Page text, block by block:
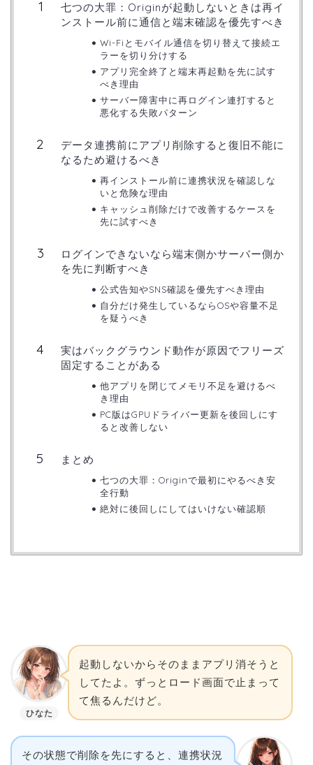
七つの大罪：Originが起動しないときは再イ
ンストール前に通信と端末確認を優先すべき
Wi-Fiとモバイル通信を切り替えて接続エ
ラーを切り分けする
アプリ完全終了と端末再起動を先に試す
べき理由
サーバー障害中に再ログイン連打すると
悪化する失敗パターン
データ連携前にアプリ削除すると復旧不能に
なるため避けるべき
再インストール前に連携状況を確認しな
いと危険な理由
キャッシュ削除だけで改善するケースを
先に試すべき
ログインできないなら端末側かサーバー側か
を先に判断すべき
公式告知やSNS確認を優先すべき理由
自分だけ発生しているならOSや容量不足
を疑うべき
実はバックグラウンド動作が原因でフリーズ
固定することがある
他アプリを閉じてメモリ不足を避けるべ
き理由
PC版はGPUドライバー更新を後回しにす
ると改善しない
まとめ
七つの大罪：Originで最初にやるべき安
全行動
絶対に後回しにしてはいけない確認順
ひなた
起動しないからそのままアプリ消そうと
してたよ。ずっとロード画面で止まって
て焦るんだけど。
その状態で削除を先にすると、連携状況